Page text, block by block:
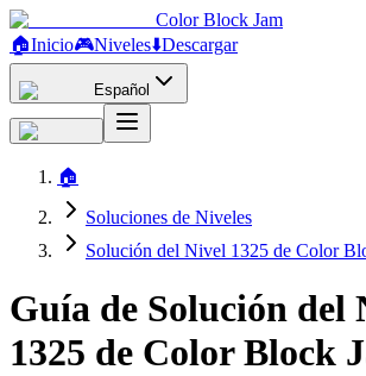
Color Block Jam
🏠Inicio🎮Niveles⬇️Descargar
Español
🏠
Soluciones de Niveles
Solución del Nivel 1325 de Color
Guía de Solución del
1325 de Color Block